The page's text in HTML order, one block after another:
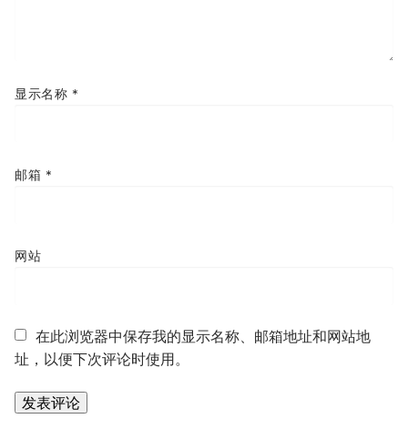
显示名称 *
邮箱 *
网站
在此浏览器中保存我的显示名称、邮箱地址和网站地
址，以便下次评论时使用。